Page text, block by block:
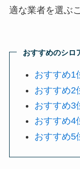
適な業者を選ぶ
おすすめのシロ
おすすめ1
おすすめ2
おすすめ3
おすすめ4
おすすめ5